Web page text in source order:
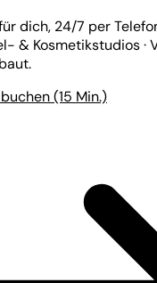
dich, 24/7 per
& Kosmetikstudios ·
(15 Min.)